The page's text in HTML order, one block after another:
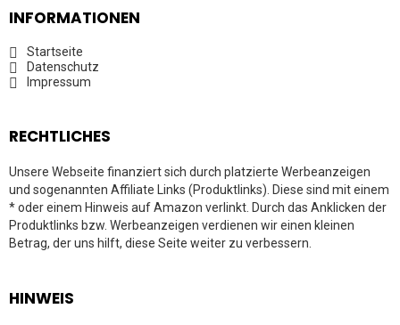
INFORMATIONEN
Startseite
Datenschutz
Impressum
RECHTLICHES
Unsere Webseite finanziert sich durch platzierte Werbeanzeigen
und sogenannten Affiliate Links (Produktlinks). Diese sind mit einem
* oder einem Hinweis auf Amazon verlinkt. Durch das Anklicken der
Produktlinks bzw. Werbeanzeigen verdienen wir einen kleinen
Betrag, der uns hilft, diese Seite weiter zu verbessern.
HINWEIS